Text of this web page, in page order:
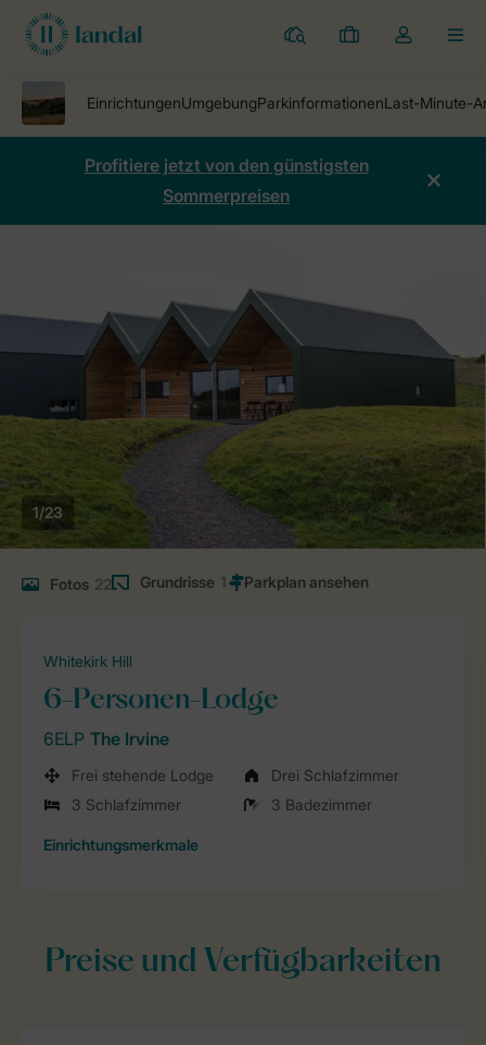
Ferienparks
Meine
Dropdown-
öffnen
Profitiere jetzt von den günstigsten
Sommerpreisen
1/23
Fotos 22 Grundrisse 1
Whitekirk Hill
6-Personen-Lodge
6ELP The Irvine
Frei stehende Lodge
Drei Schlafzimmer
3 Schlafzimmer
3 Badezimmer
Einrichtungsmerkmale
Preise und Verfügbarkeiten